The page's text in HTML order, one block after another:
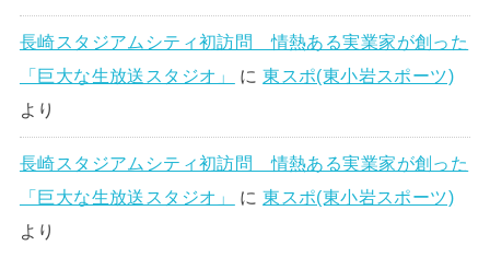
長崎スタジアムシティ初訪問 情熱ある実業家が創った
「巨大な生放送スタジオ」
に東スポ(東小岩スポーツ)
より
長崎スタジアムシティ初訪問 情熱ある実業家が創った
「巨大な生放送スタジオ」
に東スポ(東小岩スポーツ)
より